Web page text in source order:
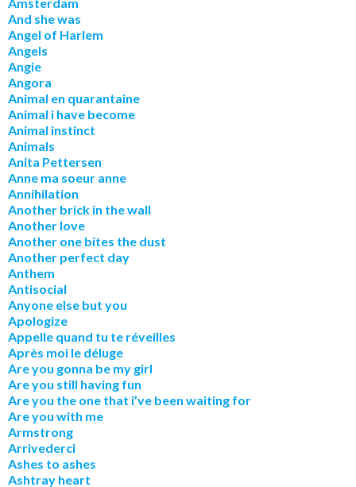
And she was
Angel of Harlem
Angels
Angie
Angora
Animal en quarantaine
Animal i have become
Animal instinct
Animals
Anita Pettersen
Anne ma soeur anne
Annihilation
Another brick in the wall
Another love
Another one bites the dust
Another perfect day
Anthem
Antisocial
Anyone else but you
Apologize
Appelle quand tu te réveilles
Après moi le déluge
Are you gonna be my girl
Are you still having fun
Are you the one that i’ve been waiting for
Are you with me
Armstrong
Arrivederci
Ashes to ashes
Ashtray heart